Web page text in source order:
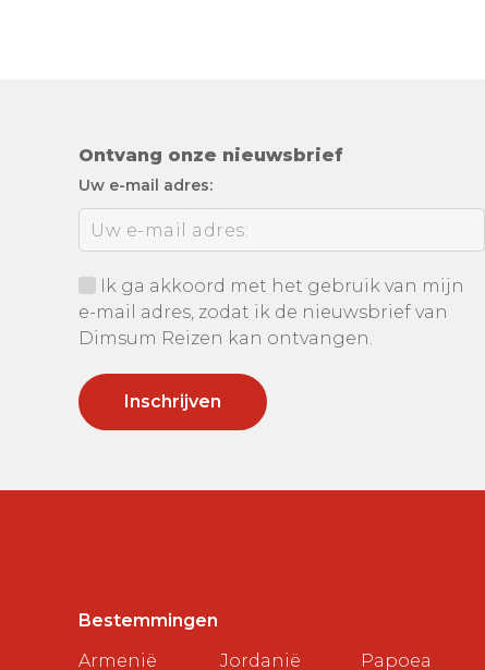
Ontvang onze nieuwsbrief
Uw e-mail adres:
Ik ga akkoord met het gebruik van mijn
e-mail adres, zodat ik de nieuwsbrief van
Dimsum Reizen kan ontvangen.
Bestemmingen
Armenië
Jordanië Papoea